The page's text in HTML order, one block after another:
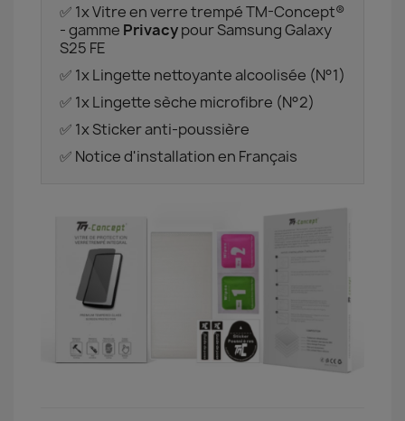
✅ 1x Vitre en verre trempé TM-Concept®
- gamme Privacypour Samsung Galaxy
S25 FE
✅ 1x Lingette nettoyante alcoolisée (N°1)
✅ 1x Lingette sèche microfibre (N°2)
✅ 1x Sticker anti-poussière
✅ Notice d'installation en Français